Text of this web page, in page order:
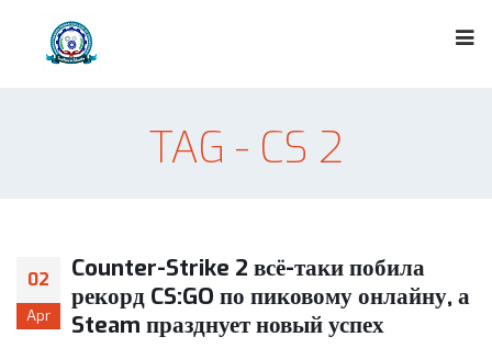
TAG - CS 2
02
Apr
Counter-Strike 2 всё-таки побила
рекорд CS:GO по пиковому онлайну, а
Steam празднует новый успех